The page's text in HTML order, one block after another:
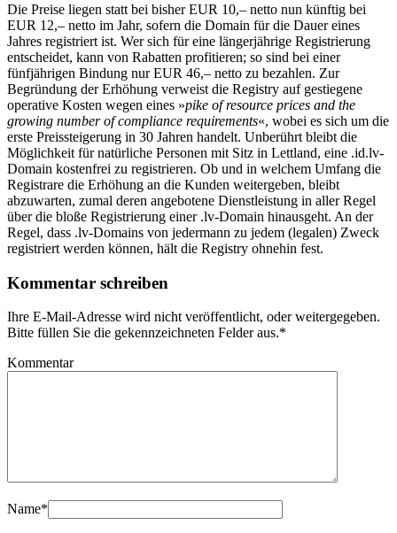
Die Preise liegen statt bei bisher EUR 10,– netto nun künftig bei
EUR 12,– netto im Jahr, sofern die Domain für die Dauer eines
Jahres registriert ist. Wer sich für eine längerjährige Registrierung
entscheidet, kann von Rabatten profitieren; so sind bei einer
fünfjährigen Bindung nur EUR 46,– netto zu bezahlen. Zur
Begründung der Erhöhung verweist die Registry auf gestiegene
operative Kosten wegen eines »pike of resource prices and the
growing number of compliance requirements«, wobei es sich um die
erste Preissteigerung in 30 Jahren handelt. Unberührt bleibt die
Möglichkeit für natürliche Personen mit Sitz in Lettland, eine .id.lv-
Domain kostenfrei zu registrieren. Ob und in welchem Umfang die
Registrare die Erhöhung an die Kunden weitergeben, bleibt
abzuwarten, zumal deren angebotene Dienstleistung in aller Regel
über die bloße Registrierung einer .lv-Domain hinausgeht. An der
Regel, dass .lv-Domains von jedermann zu jedem (legalen) Zweck
registriert werden können, hält die Registry ohnehin fest.
Kommentar schreiben
Ihre E-Mail-Adresse wird nicht veröffentlicht, oder weitergegeben.
Bitte füllen Sie die gekennzeichneten Felder aus.*
Kommentar
Name*